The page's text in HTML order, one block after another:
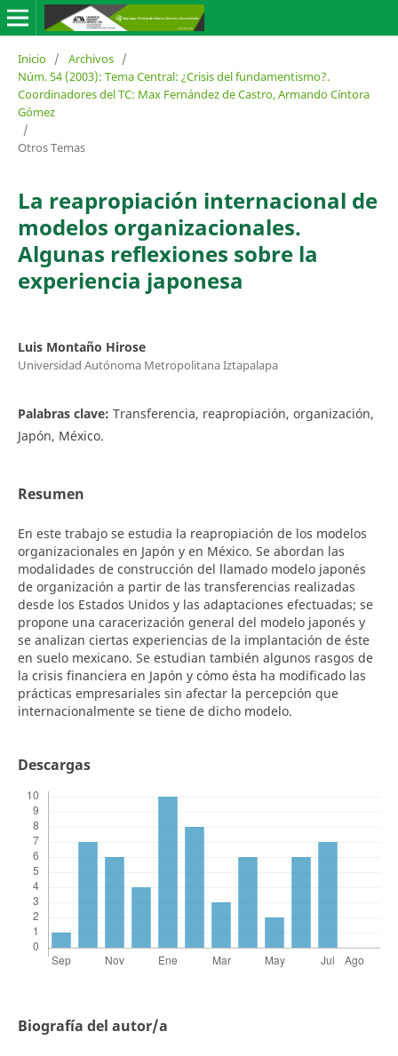
Inicio / Archivos /
Núm. 54 (2003): Tema Central: ¿Crisis del fundamentismo?.
Coordinadores del TC: Max Fernández de Castro, Armando Cíntora
Gómez
/
Otros Temas
La reapropiación internacional de
modelos organizacionales.
Algunas reflexiones sobre la
experiencia japonesa
Luis Montaño Hirose
Universidad Autónoma Metropolitana Iztapalapa
Palabras clave: Transferencia, reapropiación, organización,
Japón, México.
Resumen
En este trabajo se estudia la reapropiación de los modelos
organizacionales en Japón y en México. Se abordan las
modalidades de construcción del llamado modelo japonés
de organización a partir de las transferencias realizadas
desde los Estados Unidos y las adaptaciones efectuadas; se
propone una caracerización general del modelo japonés y
se analizan ciertas experiencias de la implantación de éste
en suelo mexicano. Se estudian también algunos rasgos de
la crisis financiera en Japón y cómo ésta ha modificado las
prácticas empresariales sin afectar la percepción que
internacionalmente se tiene de dicho modelo.
Descargas
Biografía del autor/a